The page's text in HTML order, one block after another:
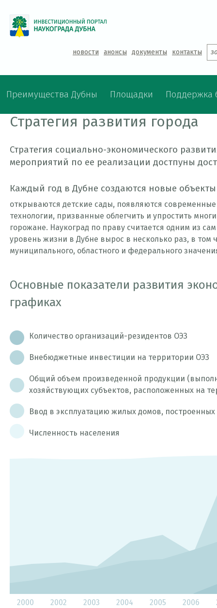
новости анонсы документы контакты
Преимущества Дубны Площадки Поддержка
Стратегия развития города
Стратегия социально-экономического
мероприятий по ее реализации достпуны
Каждый год в Дубне создаются новые
открываются детские сады, появляются
технологии, призванные облегчить и упростить
горожане. Наукоград по праву считается одним из
уровень жизни в Дубне вырос в несколько раз, в
муниципального, областного и федерального
Основные показатели развития
графиках
Количество организаций-резидентов ОЭЗ
Внебюджетные инвестиции на территории ОЭЗ
Общий объем произведенной продукции
хозяйствующих субъектов, расположенных на
Ввод в эксплуатацию жилых домов,
Численность населения
2000 2002 2003 2004 2005 2006